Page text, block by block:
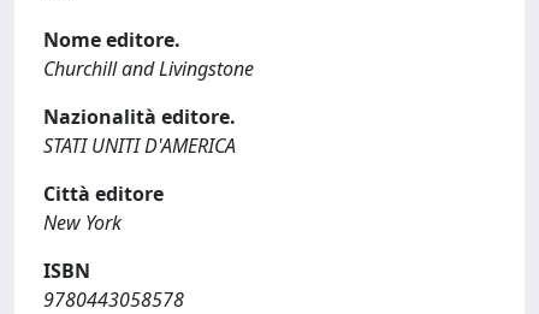
Nome editore.
Churchill and Livingstone
Nazionalità editore.
STATI UNITI D'AMERICA
Città editore
New York
ISBN
9780443058578